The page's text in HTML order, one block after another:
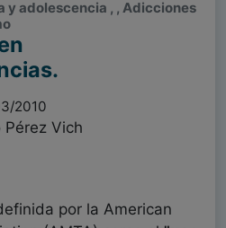
y adolescencia , , Adicciones
2010
Pérez Vich
por la American